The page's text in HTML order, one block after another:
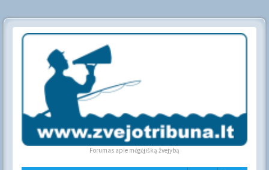
Forumas apie mėgėjišką žvejybą